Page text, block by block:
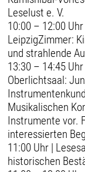
Leselust e. V.
10:00 – 12:00
LeipzigZimmer:
und strahlende
13:30 – 14:45
Oberlichtsaal:
Musikalischen
Instrumente vor.
interessierten
11:00 Uhr |
historischen